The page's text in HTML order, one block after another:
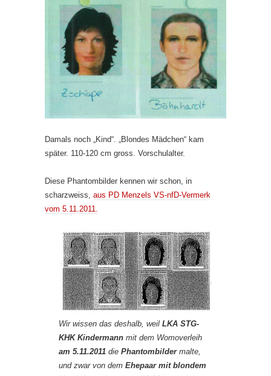
Damals noch „Kind“. „Blondes Mädchen“ kam
später. 110-120 cm gross. Vorschulalter.
Diese Phantombilder kennen wir schon, in
scharzweiss, aus PD Menzels VS-nfD-Vermerk
vom 5.11.2011.
Wir wissen das deshalb, weil LKA STG-
KHK Kindermann mit dem Womoverleih
am 5.11.2011 die Phantombildermalte,
und zwar von dem Ehepaar mit blondem